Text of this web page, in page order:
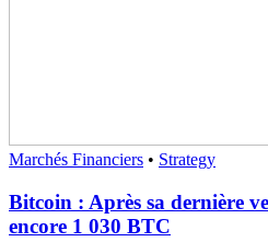
Marchés Financiers • Strategy
Bitcoin : Après sa dernière
encore 1 030 BTC